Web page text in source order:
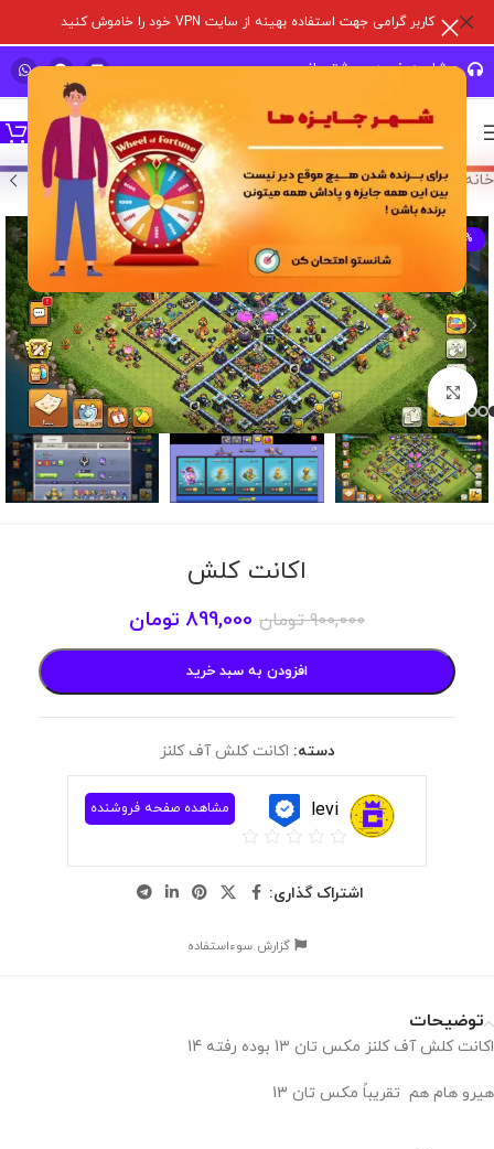
کاربر گرامی جهت استفاده بهینه از سایت VPN خود را خاموش کنید
مشاوره خرید و پشتیبانی سریع
خانه خرید اکانت بازی/اکانت کلش آف کلنز
-0%
برای بزرگنمایی کلیک کنید
اکانت کلش
900,000 تومان 899,000 تومان
افزودن به سبد خرید
دسته: اکانت کلش آف کلنز
levi مشاهده صفحه فروشنده
اشتراک گذاری:
گزارش سوءاستفاده
توضیحات
اکانت کلش آف کلنز مکس تان 13 بوده رفته 14
هیرو هام هم تقریباً مکس تان 13